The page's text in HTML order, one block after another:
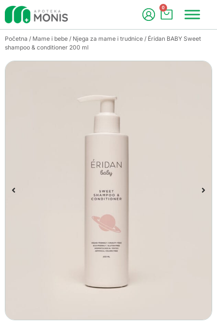
0
Početna / Mame i bebe / Njega za mame i trudnice / Éridan BABY Sweet
shampoo & conditioner 200 ml